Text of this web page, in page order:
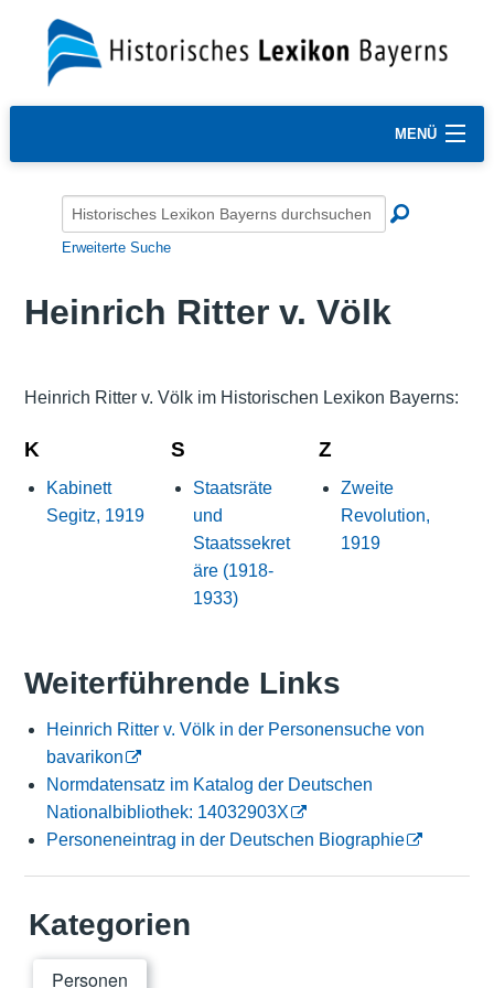
MENÜ
Erweiterte Suche
Heinrich Ritter v. Völk
Heinrich Ritter v. Völk im Historischen Lexikon Bayerns:
K
Kabinett
Segitz, 1919
S
Staatsräte
und
Staatssekret
äre (1918-
1933)
Z
Zweite
Revolution,
1919
Weiterführende Links
Heinrich Ritter v. Völk in der Personensuche von
bavarikon
Normdatensatz im Katalog der Deutschen
Nationalbibliothek: 14032903X
Personeneintrag in der Deutschen Biographie
Kategorien
Personen